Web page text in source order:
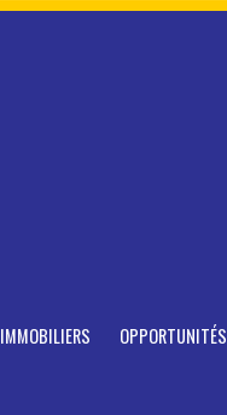
IMMOBILIERS OPPORTUNITÉS